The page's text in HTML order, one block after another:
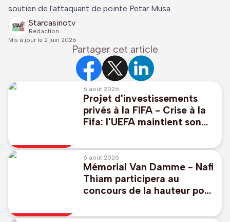
soutien de l'attaquant de pointe Petar Musa.
Starcasinotv
Redaction
Mis à jour le 2 juin 2026
Partager cet article
6 août 2026
Projet d'investissements
privés à la FIFA - Crise à la
Fifa: l'UEFA maintient son
monde
6 août 2026
Mémorial Van Damme - Nafi
Thiam participera au
concours de la hauteur pour